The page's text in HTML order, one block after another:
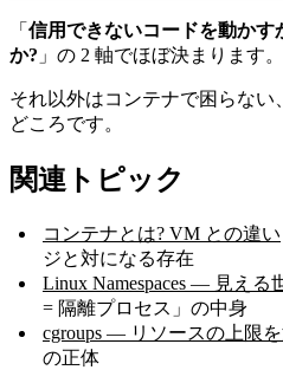
「 信用できないコードを動かす
か? 」の 2 軸でほぼ決まります。
それ以外はコンテナで困らな
どころです。
関連トピック
コンテナとは? VM との違い
ジと対になる存在
Linux Namespaces — 見える
= 隔離プロセス」の中身
cgroups — リソースの上限
の正体